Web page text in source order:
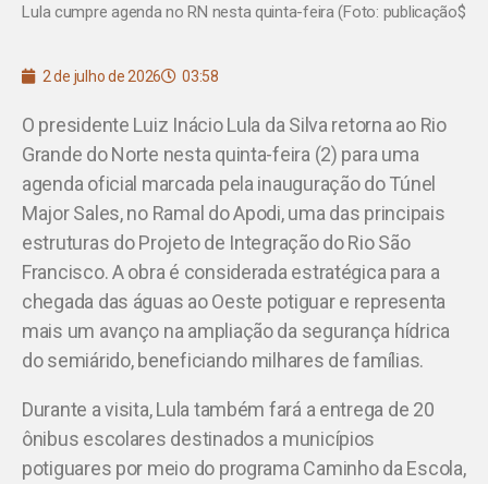
Lula cumpre agenda no RN nesta quinta-feira (Foto: publicação$
2 de julho de 2026 03:58
O presidente Luiz Inácio Lula da Silva retorna ao Rio
Grande do Norte nesta quinta-feira (2) para uma
agenda oficial marcada pela inauguração do Túnel
Major Sales, no Ramal do Apodi, uma das principais
estruturas do Projeto de Integração do Rio São
Francisco. A obra é considerada estratégica para a
chegada das águas ao Oeste potiguar e representa
mais um avanço na ampliação da segurança hídrica
do semiárido, beneficiando milhares de famílias.
Durante a visita, Lula também fará a entrega de 20
ônibus escolares destinados a municípios
potiguares por meio do programa Caminho da Escola,